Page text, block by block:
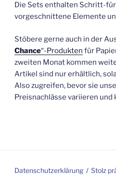
Die Sets enthalten Schritt-
vorgeschnittene Elemente
Stöbere gerne auch in der
Chance“-Produkten für
zweiten Monat kommen
Artikel sind nur erhältlich,
Also zugreifen, bevor sie
Preisnachlässe variieren und
Datenschutzerklärung Stolz